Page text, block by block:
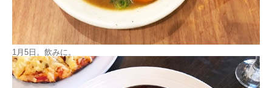
1月5日。飲みに。